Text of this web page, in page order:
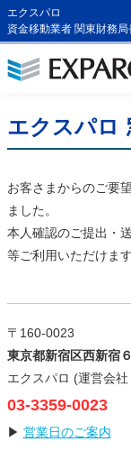
エクスパロ
資金移動業者 関東財務
エクスパロ
お客さまからのご要
ました。
本人確認のご提出・
等ご利用いただけます
〒160-0023
東京都新宿区西新宿
エクスパロ (運営会
03-3359-0023
▶ 営業日のご案内